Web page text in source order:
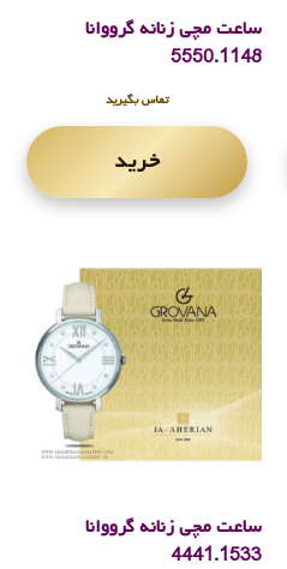
ساعت مچی زنانه گرووانا
5550.1148
تماس بگیرید
خرید
ساعت مچی زنانه گرووانا
4441.1533